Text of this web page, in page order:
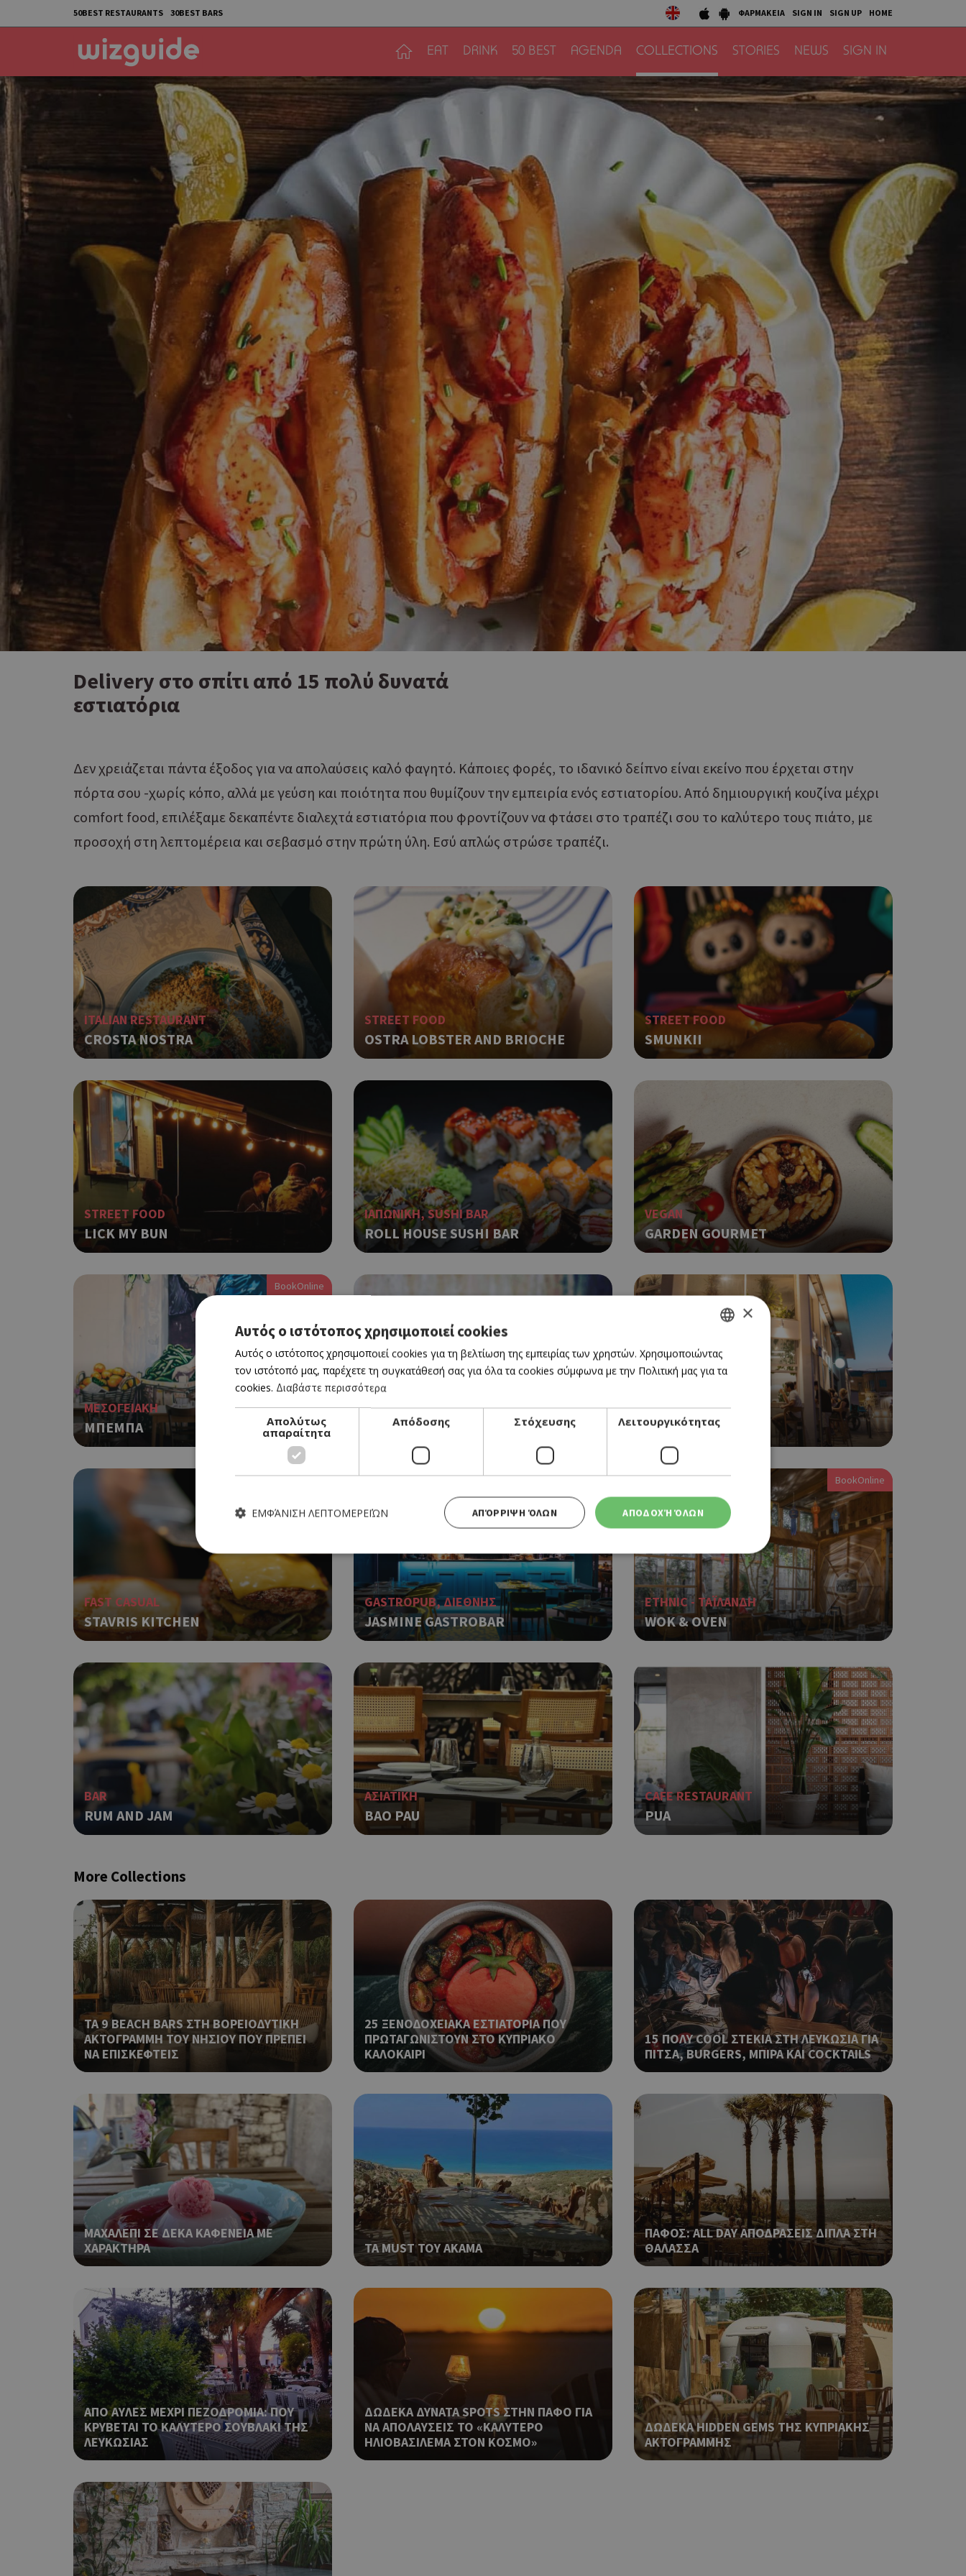
50BEST RESTAURANTS 30BEST BARS ΦΑΡΜΑΚΕΙΑ SIGN IN SIGN UP HOME
EAT DRINK 50 BEST AGENDA COLLECTIONS STORIES NEWS SIGN IN
Delivery στο σπίτι από 15 πολύ δυνατά
εστιατόρια
Δεν χρειάζεται πάντα έξοδος για να απολαύσεις καλό φαγητό. Κάποιες φορές, το ιδανικό δείπνο είναι εκείνο που έρχεται στην
πόρτα σου -χωρίς κόπο, αλλά με γεύση και ποιότητα που θυμίζουν την εμπειρία ενός εστιατορίου. Από δημιουργική κουζίνα μέχρι
comfort food, επιλέξαμε δεκαπέντε διαλεχτά εστιατόρια που φροντίζουν να φτάσει στο τραπέζι σου το καλύτερο τους πιάτο, με
προσοχή στη λεπτομέρεια και σεβασμό στην πρώτη ύλη. Εσύ απλώς στρώσε τραπέζι.
ITALIAN RESTAURANT
CROSTA NOSTRA
STREET FOOD
OSTRA LOBSTER AND BRIOCHE
STREET FOOD
SMUNKII
STREET FOOD
LICK MY BUN
ΙΑΠΩΝΙΚΗ, SUSHI BAR
ROLL HOUSE SUSHI BAR
VEGAN
GARDEN GOURMET
ΜΕΣΟΓΕΙΑΚΗ
ΜΠΕΜΠΑ
BookOnline
ΙΑΠΩΝΙΚΗ
SAKURAYA
PIZZA
BIGA
FAST CASUAL
STAVRIS KITCHEN
GASTROPUB, ΔΙΕΘΝΗΣ
JASMINE GASTROBAR
BookOnline
ETHNIC - ΤΑΪΛΑΝΔΗ
WOK & OVEN
BookOnline
BAR
RUM AND JAM
ΑΣΙΑΤΙΚΗ
BAO PAU
CAFE RESTAURANT
PUA
More Collections
ΤΑ 9 BEACH BARS ΣΤΗ ΒΟΡΕΙΟΔΥΤΙΚΗ
ΑΚΤΟΓΡΑΜΜΗ ΤΟΥ ΝΗΣΙΟΥ ΠΟΥ ΠΡΕΠΕΙ
ΝΑ ΕΠΙΣΚΕΦΤΕΙΣ
25 ΞΕΝΟΔΟΧΕΙΑΚΑ ΕΣΤΙΑΤΟΡΙΑ ΠΟΥ
ΠΡΩΤΑΓΩΝΙΣΤΟΥΝ ΣΤΟ ΚΥΠΡΙΑΚΟ
ΚΑΛΟΚΑΙΡΙ
15 ΠΟΛΥ COOL ΣΤΕΚΙΑ ΣΤΗ ΛΕΥΚΩΣΙΑ ΓΙΑ
ΠΙΤΣΑ, BURGERS, ΜΠΙΡΑ ΚΑΙ COCKTAILS
ΜΑΧΑΛΕΠΙ ΣΕ ΔΕΚΑ ΚΑΦΕΝΕΙΑ ΜΕ
ΧΑΡΑΚΤΗΡΑ
ΤΑ MUST ΤΟΥ ΑΚΑΜΑ
ΠΑΦΟΣ: ALL DAY ΑΠΟΔΡΑΣΕΙΣ ΔΙΠΛΑ ΣΤΗ
ΘΑΛΑΣΣΑ
ΑΠΟ ΑΥΛΕΣ ΜΕΧΡΙ ΠΕΖΟΔΡΟΜΙΑ: ΠΟΥ
ΚΡΥΒΕΤΑΙ ΤΟ ΚΑΛΥΤΕΡΟ ΣΟΥΒΛΑΚΙ ΤΗΣ
ΛΕΥΚΩΣΙΑΣ
ΔΩΔΕΚΑ ΔΥΝΑΤΑ SPOTS ΣΤΗΝ ΠΑΦΟ ΓΙΑ
ΝΑ ΑΠΟΛΑΥΣΕΙΣ ΤΟ «ΚΑΛΥΤΕΡΟ
ΗΛΙΟΒΑΣΙΛΕΜΑ ΣΤΟΝ ΚΟΣΜΟ»
ΔΩΔΕΚΑ HIDDEN GEMS ΤΗΣ ΚΥΠΡΙΑΚΗΣ
ΑΚΤΟΓΡΑΜΜΗΣ
GREEK
ENGLISH
×
Αυτός ο ιστότοπος χρησιμοποιεί cookies
Αυτός ο ιστότοπος χρησιμοποιεί cookies για τη βελτίωση της εμπειρίας των χρηστών. Χρησιμοποιώντας
τον ιστότοπό μας, παρέχετε τη συγκατάθεσή σας για όλα τα cookies σύμφωνα με την Πολιτική μας για τα
cookies. Διαβάστε περισσότερα
Απολύτως
απαραίτητα
Απόδοσης Στόχευσης Λειτουργικότητας
ΑΠΟΔΟΧΉ ΌΛΩΝ
ΑΠΌΡΡΙΨΗ ΌΛΩΝ
ΕΜΦΆΝΙΣΗ ΛΕΠΤΟΜΕΡΕΙΏΝ
Απολύτως απαραίτητα Απόδοσης Στόχευσης Λειτουργικότητας
Τα απολύτως απαραίτητα cookies επιτρέπουν βασικές λειτουργίες του ιστότοπου, όπως τη σύνδεση χρήστη και τη διαχείριση λογαριασμού. Ο
ιστότοπος δεν μπορεί να χρησιμοποιηθεί σωστά χωρίς τα απολύτως απαραίτητα cookies.
Προμηθευτής
G_ENABLED_IDPS
Google LLC
guide.com
συνεδρία Χρησιμοποιήθηκε για σύνδεση στο Google
PHPSESSID
PHP.net
guide.com
συνεδρία
Cookie που δημιουργείται από εφαρμογές που
βασίζονται στη γλώσσα PHP. Πρόκειται για ένα
αναγνωριστικό γενικού σκοπού που
χρησιμοποιείται για τη διατήρηση μεταβλητών
περιόδου λειτουργίας χρήστη. Συνήθως είναι
ένας τυχαίος αριθμός που δημιουργείται, ο
τρόπος με τον οποίο μπορεί να είναι
συγκεκριμένος για τον ιστότοπο, αλλά ένα καλό
παράδειγμα είναι η διατήρηση της κατάστασης
takeOverCookie
cyprus.wiz-
1 μέρα
Χρησιμοποιείται για σκοπούς Capping δηλαδή να
εμφανίζει μόνο μια φορά την ημέρα στον χρήστη
διάφορες διαφημιστικές ενέργειες όπως είναι το
take over banner και τα push up και push down
banners.
ShowNewVisitorPopup
cyprus.wiz-
guide.com
10 χρόνια
Χρησιμοποιείται για σκοπούς Capping δηλαδή να
εμφανίζει μόνο μια φορά την ημέρα στον χρήστη
διάφορες διαφημιστικές ενέργειες όπως είναι το
take over banner και τα push up και push down
banners.
cyprusen.wiz-
guide.com
1 εβδομάδα 3
Χρησιμοποιείται για να προσδιορίσει την
επιλεγμένη γλώσσα του επισκέπτη.
PHPSESSID
PHP.net
συνεδρία
Cookie που δημιουργείται από εφαρμογές που
βασίζονται στη γλώσσα PHP. Πρόκειται για ένα
αναγνωριστικό γενικού σκοπού που
χρησιμοποιείται για τη διατήρηση μεταβλητών
ένας τυχαίος αριθμός που δημιουργείται, ο
τρόπος με τον οποίο μπορεί να είναι
συγκεκριμένος για τον ιστότοπο, αλλά ένα καλό
παράδειγμα είναι η διατήρηση της κατάστασης
σύνδεσης για έναν χρήστη μεταξύ σελίδων.
takeOverCookie
cyprusen.wiz-
guide.com
1 μέρα
Χρησιμοποιείται για σκοπούς Capping δηλαδή να
εμφανίζει μόνο μια φορά την ημέρα στον χρήστη
διάφορες διαφημιστικές ενέργειες όπως είναι το
banners.
__cf_bm
Cloudflare Inc.
.onesignal.com
Αυτό το cookie χρησιμοποιείται για τη διάκριση
μεταξύ ανθρώπων και ρομπότ. Αυτό είναι
επωφελές για τον ιστότοπο, προκειμένου να
κάνει έγκυρες αναφορές σχετικά με τη χρήση του
ShowSubLoginCookie
Χρησιμοποιείται για σκοπούς Capping δηλαδή να
εμφανίζει μόνο μια φορά την ημέρα στον χρήστη
διάφορες διαφημιστικές ενέργειες όπως είναι το
take over banner και τα push up και push down
banners.
ShowWizLogin
.cyprus.wiz-
1 μέρα
Χρησιμοποιείται για σκοπούς Capping δηλαδή να
ShowWizLogin
Google Privacy Policy